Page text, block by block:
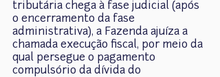
tributária chega à fase judicial (após
o encerramento da fase
administrativa), a Fazenda ajuíza a
chamada execução fiscal, por meio da
qual persegue o pagamento
compulsório da dívida do